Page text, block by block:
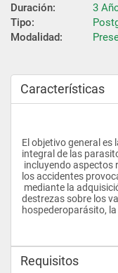
Duración:
3
Tipo:
Modalidad:
Características
El objetivo general es
integral de las
los accidentes
destrezas sobre los
hospederoparásito,
Requisitos